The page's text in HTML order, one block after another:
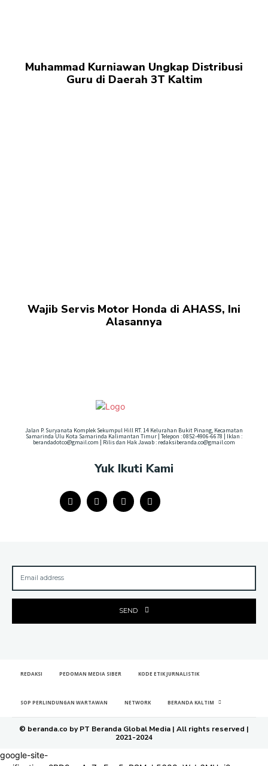
Muhammad Kurniawan Ungkap Distribusi
Guru di Daerah 3T Kaltim
Wajib Servis Motor Honda di AHASS, Ini
Alasannya
Jalan P. Suryanata Komplek Sekumpul Hill RT. 14 Kelurahan Bukit Pinang, Kecamatan
Samarinda Ulu Kota Samarinda Kalimantan Timur | Telepon : 0852-4906-6678 | Iklan :
berandadotco@gmail.com | Rilis dan Hak Jawab : redaksiberanda.co@gmail.com
Yuk Ikuti Kami
SEND
REDAKSI PEDOMAN MEDIA SIBER KODE ETIK JURNALISTIK
SOP PERLINDUNGAN WARTAWAN NETWORK BERANDA KALTIM
© beranda.co by PT Beranda Global Media | All rights reserved |
2021-2024
google-site-